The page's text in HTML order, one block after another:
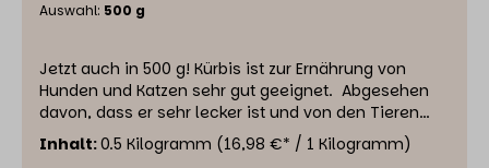
Auswahl: 500 g
Jetzt auch in 500 g! Kürbis ist zur Ernährung von
Hunden und Katzen sehr gut geeignet. Abgesehen
davon, dass er sehr lecker ist und von den Tieren
gern gefressen wird, ist er reich an den Vitaminen A,
C und E. Sein hoher Gehalt antioxidativer
Inhalt:0.5 Kilogramm (16,98 €* / 1 Kilogramm)